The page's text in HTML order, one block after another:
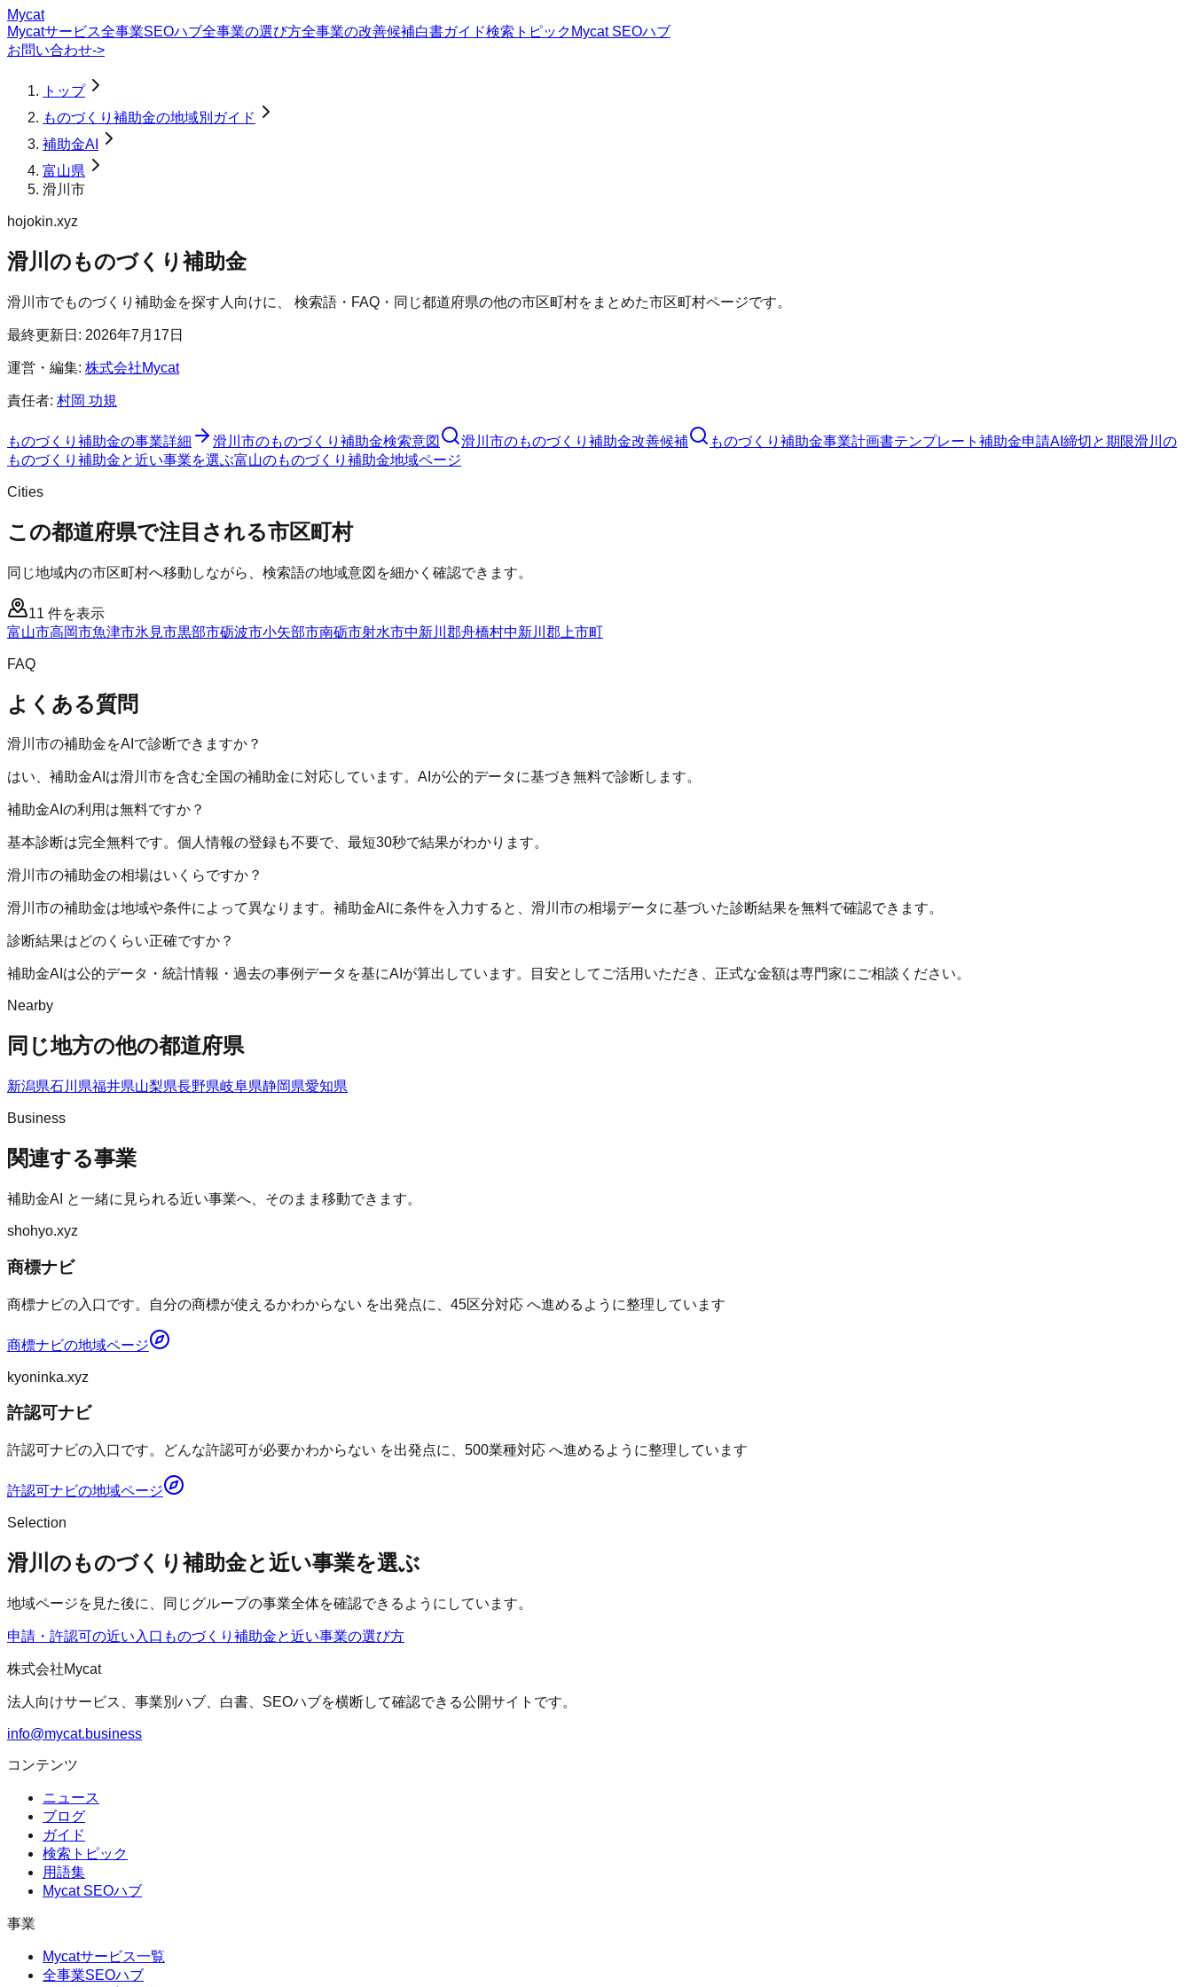
Mycat
Mycatサービス全事業SEOハブ全事業の選び方全事業の改善候補白書ガイド検索トピック Mycat SEOハブ
お問い合わせ->
トップ
ものづくり補助金の地域別ガイド
補助金AI
富山県
滑川市
hojokin.xyz
滑川のものづくり補助金
滑川市でものづくり補助金を探す人向けに、 検索語・FAQ・同じ都道府県の他の市区町村をまとめた市区町村ページです。
最終更新日: 2026年7月17日
運営・編集: 株式会社Mycat
責任者: 村岡 功規
ものづくり補助金の事業詳細 滑川市のものづくり補助金検索意図 滑川市のものづくり補助金改善候補 ものづくり補助金事業計画書テンプレート 補助金申請AI 締切と期限滑川の
ものづくり補助金と近い事業を選ぶ富山のものづくり補助金地域ページ
Cities
この都道府県で注目される市区町村
同じ地域内の市区町村へ移動しながら、検索語の地域意図を細かく確認できます。
11 件を表示
富山市高岡市魚津市氷見市黒部市砺波市小矢部市南砺市射水市中新川郡舟橋村中新川郡上市町
FAQ
よくある質問
滑川市の補助金をAIで診断できますか？
はい、補助金AIは滑川市を含む全国の補助金に対応しています。AIが公的データに基づき無料で診断します。
補助金AIの利用は無料ですか？
基本診断は完全無料です。個人情報の登録も不要で、最短30秒で結果がわかります。
滑川市の補助金の相場はいくらですか？
滑川市の補助金は地域や条件によって異なります。補助金AIに条件を入力すると、滑川市の相場データに基づいた診断結果を無料で確認できます。
診断結果はどのくらい正確ですか？
補助金AIは公的データ・統計情報・過去の事例データを基にAIが算出しています。目安としてご活用いただき、正式な金額は専門家にご相談ください。
Nearby
同じ地方の他の都道府県
新潟県石川県福井県山梨県長野県岐阜県静岡県愛知県
Business
関連する事業
補助金AI と一緒に見られる近い事業へ、そのまま移動できます。
shohyo.xyz
商標ナビ
商標ナビの入口です。自分の商標が使えるかわからない を出発点に、45区分対応 へ進めるように整理しています
商標ナビの地域ページ
kyoninka.xyz
許認可ナビ
許認可ナビの入口です。どんな許認可が必要かわからない を出発点に、500業種対応 へ進めるように整理しています
許認可ナビの地域ページ
Selection
滑川のものづくり補助金と近い事業を選ぶ
地域ページを見た後に、同じグループの事業全体を確認できるようにしています。
申請・許認可の近い入口 ものづくり補助金と近い事業の選び方
株式会社Mycat
法人向けサービス、事業別ハブ、白書、SEOハブを横断して確認できる公開サイトです。
info@mycat.business
コンテンツ
ニュース
ブログ
ガイド
検索トピック
用語集
Mycat SEOハブ
事業
Mycatサービス一覧
全事業SEOハブ